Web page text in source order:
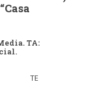
TA:
TE